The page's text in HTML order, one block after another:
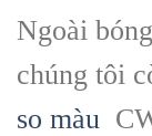
Ngoài
chúng tôi
so màu